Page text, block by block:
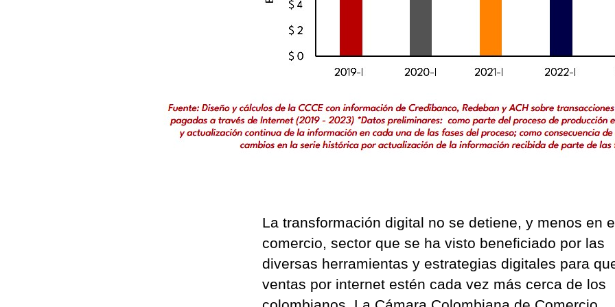
La transformación digital no se detiene, y menos en
comercio, sector que se ha visto beneficiado por las
diversas herramientas y estrategias digitales para
ventas por internet estén cada vez más cerca de los